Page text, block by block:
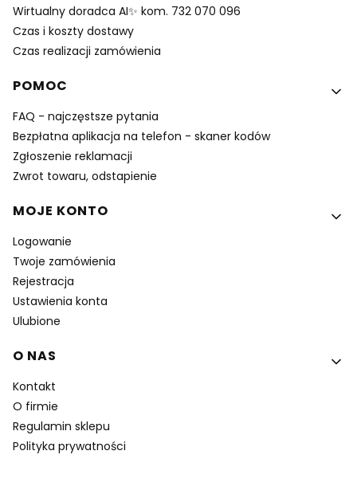
Wirtualny doradca AI✨ kom. 732 070 096
Czas i koszty dostawy
Czas realizacji zamówienia
POMOC
FAQ - najczęstsze pytania
Bezpłatna aplikacja na telefon - skaner kodów
Zgłoszenie reklamacji
Zwrot towaru, odstapienie
MOJE KONTO
Logowanie
Twoje zamówienia
Rejestracja
Ustawienia konta
Ulubione
O NAS
Kontakt
O firmie
Regulamin sklepu
Polityka prywatności